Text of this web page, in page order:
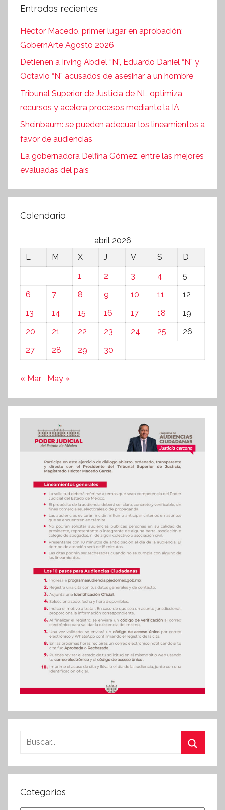
Entradas recientes
Héctor Macedo, primer lugar en aprobación:
GobernArte Agosto 2026
Detienen a Irving Abdiel “N”, Eduardo Daniel “N” y
Octavio “N” acusados de asesinar a un hombre
Tribunal Superior de Justicia de NL optimiza
recursos y acelera procesos mediante la IA
Sheinbaum: se pueden adecuar los lineamientos a
favor de audiencias
La gobernadora Delfina Gómez, entre las mejores
evaluadas del país
Calendario
abril 2026
L
M X J V S
D
1
2 3 4
5
6
7 8 9 10 11
12
13
14 15 16 17 18
19
20
21 22 23 24 25
26
27
28 29 30
« Mar May »
Buscar:
Categorías